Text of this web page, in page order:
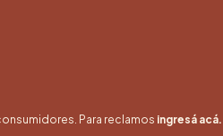
Para reclamos ingresá acá.